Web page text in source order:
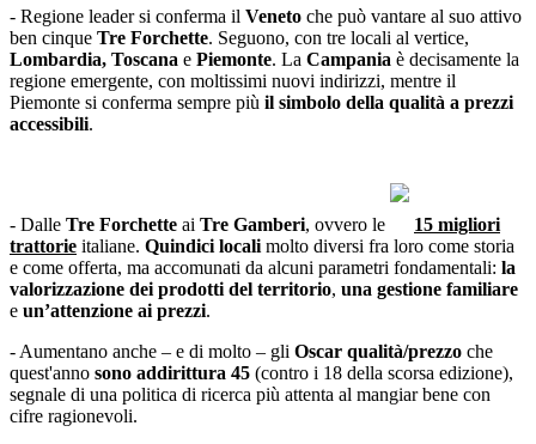
- Regione leader si conferma il Veneto che può vantare al suo attivo
ben cinque Tre Forchette. Seguono, con tre locali al vertice,
Lombardia, Toscana e Piemonte. La Campania è decisamente la
regione emergente, con moltissimi nuovi indirizzi, mentre il
Piemonte si conferma sempre più il simbolo della qualità a prezzi
accessibili.
- Dalle Tre Forchette ai Tre Gamberi, ovvero le
15 migliori
trattorie italiane. Quindici locali molto diversi fra loro come storia
e come offerta, ma accomunati da alcuni parametri fondamentali: la
valorizzazione dei prodotti del territorio, una gestione familiare
e un’attenzione ai prezzi.
- Aumentano anche – e di molto – gli Oscar qualità/prezzo che
quest'anno sono addirittura 45 (contro i 18 della scorsa edizione),
segnale di una politica di ricerca più attenta al mangiar bene con
cifre ragionevoli.